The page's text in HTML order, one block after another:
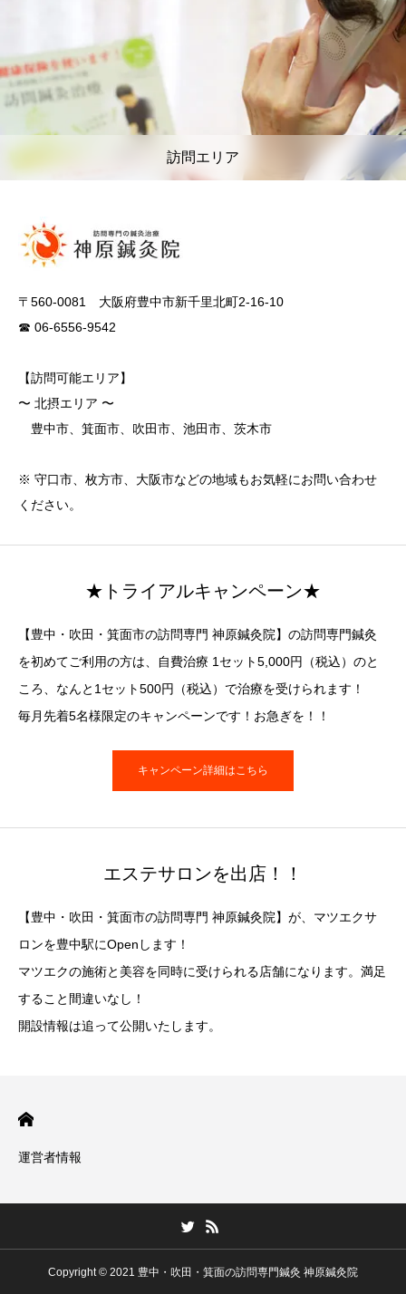
訪問エリア
〒560-0081 大阪府豊中市新千里北町2-16-10
☎ 06-6556-9542
【訪問可能エリア】
〜 北摂エリア 〜
豊中市、箕面市、吹田市、池田市、茨木市
※ 守口市、枚方市、大阪市などの地域もお気軽にお問い合わせ
ください。
★トライアルキャンペーン★
【豊中・吹田・箕面市の訪問専門 神原鍼灸院】の訪問専門鍼灸
を初めてご利用の方は、自費治療 1セット5,000円（税込）のと
ころ、なんと1セット500円（税込）で治療を受けられます！
毎月先着5名様限定のキャンペーンです！お急ぎを！！
キャンペーン詳細はこちら
エステサロンを出店！！
【豊中・吹田・箕面市の訪問専門 神原鍼灸院】が、マツエクサ
ロンを豊中駅にOpenします！
マツエクの施術と美容を同時に受けられる店舗になります。満足
すること間違いなし！
開設情報は追って公開いたします。
運営者情報
Copyright © 2021 豊中・吹田・箕面の訪問専門鍼灸 神原鍼灸院